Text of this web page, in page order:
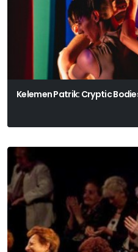
Kelemen Patrik: Cryptic